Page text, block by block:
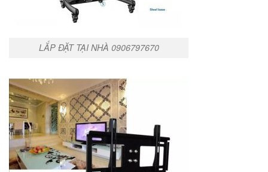
LẮP ĐẶT TẠI NHÀ 0906797670